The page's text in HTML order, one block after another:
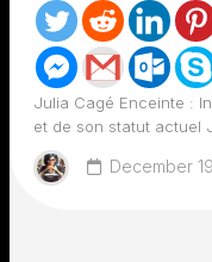
Julia Cagé Enceinte :
et de son statut actuel
December